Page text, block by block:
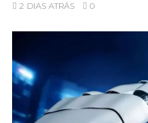
2 DIAS ATRÁS 0